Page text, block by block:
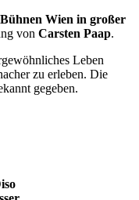
Wien in großer
von Carsten Paap.
Leben
zu erleben. Die
gegeben.